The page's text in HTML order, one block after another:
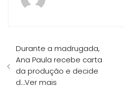
Durante a madrugada,
Ana Paula recebe carta
da produção e decide
d…Ver mais